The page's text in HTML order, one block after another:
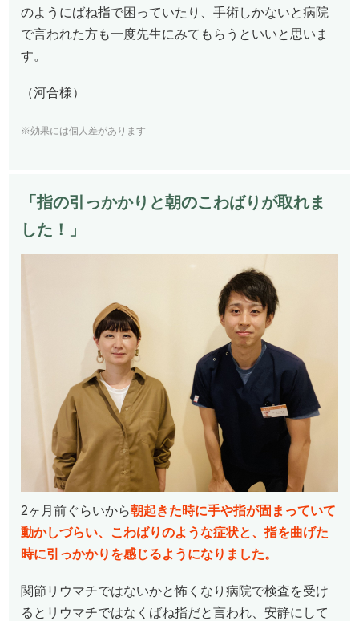
のようにばね指で困っていたり、手術しかないと病院
で言われた方も一度先生にみてもらうといいと思いま
す。
（河合様）
※効果には個人差があります
「指の引っかかりと朝のこわばりが取れま
した！」
2ヶ月前ぐらいから朝起きた時に手や指が固まっていて
動かしづらい、こわばりのような症状と、指を曲げた
時に引っかかりを感じるようになりました。
関節リウマチではないかと怖くなり病院で検査を受け
るとリウマチではなくばね指だと言われ、安静にして